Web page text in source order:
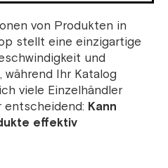
von Produkten in
stellt eine einzigartige
und
Ihr Katalog
viele Einzelhändler
entscheidend: Kann
effektiv